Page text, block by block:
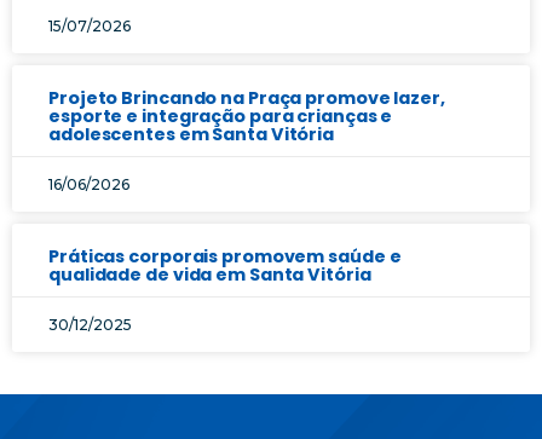
15/07/2026
Projeto Brincando na Praça promove lazer,
esporte e integração para crianças e
adolescentes em Santa Vitória
16/06/2026
Práticas corporais promovem saúde e
qualidade de vida em Santa Vitória
30/12/2025